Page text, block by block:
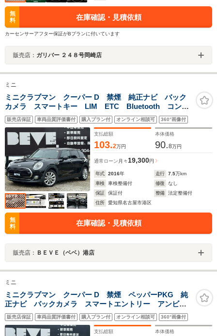
無
料
在庫確認・見積依頼
カーセンサーアフター保証がBプランに付いています
販売店： ガリバー ２４８号岡崎店
ミニ
ミニクラブマン クーパー D 禁煙 純正ナビ バック
カメラ スマートキー LIM ETC Bluetooth コンフ
ォートアクセス 電動パーキング オートエアコン ア
イドリングストップ オートライト フォグランプ ス
テアリングスイッチ
販売店保証 車両品質評価書付 購入プラン付 オンライン相談可 360°画像付
支払総額
103.2万円
本体価格
90.8万円
通常ローン 月々 19,300円
年式 2016年 走行 7.5万km
車検
車検整備付 修復
なし
保証
保証付 整備
法定整備付
住所
愛知県名古屋市港区
無
料
在庫確認・見積依頼
販売店： ＢＥＶＥ（ベベ）港店
ミニ
ミニクラブマン クーパー D 禁煙 ペッパーPKG 純
正ナビ バックカメラ スマートエントリー アンビエ
ントライト 電動パーキング 障害物センサー
Bluetooth ETC LED 純正17インチアルミホイール
ディーゼルターボ オートワイパー
販売店保証 車両品質評価書付 購入プラン付 オンライン相談可 360°画像付
支払総額 本体価格